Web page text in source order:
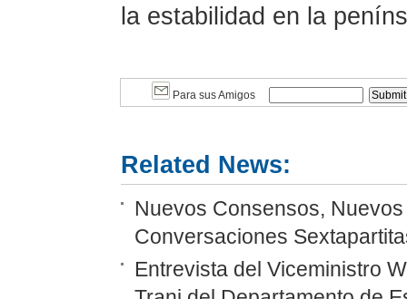
la estabilidad en la
Para sus Amigos
Related News:
Nuevos Consensos,
Conversaciones
Entrevista del Viceministro